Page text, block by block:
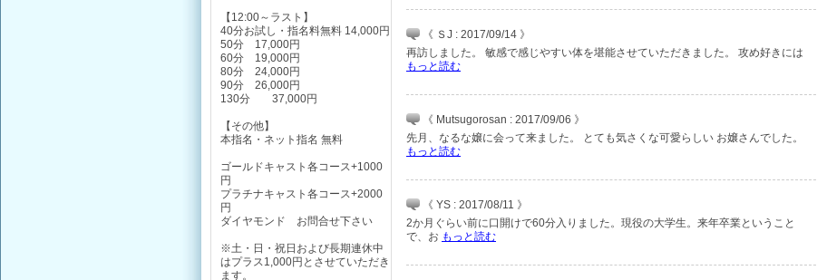
《 ＳJ : 2017/09/14 》
再訪しました。 敏感で感じやすい体を堪能させていただきました。 攻め好きには
もっと読む
《 Mutsugorosan : 2017/09/06 》
先月、なるな嬢に会って来ました。 とても気さくな可愛らしい お嬢さんでした。
もっと読む
《 YS : 2017/08/11 》
2か月ぐらい前に口開けで60分入りました。現役の大学生。来年卒業ということ
で、お もっと読む
【12:00～ラスト】
40分お試し・指名料無料 14,000円
50分 17,000円
60分 19,000円
80分 24,000円
90分 26,000円
130分 37,000円
【その他】
本指名・ネット指名 無料
ゴールドキャスト各コース+1000
円
プラチナキャスト各コース+2000
円
ダイヤモンド お問合せ下さい
※土・日・祝日および長期連休中
はプラス1,000円とさせていただき
ます。